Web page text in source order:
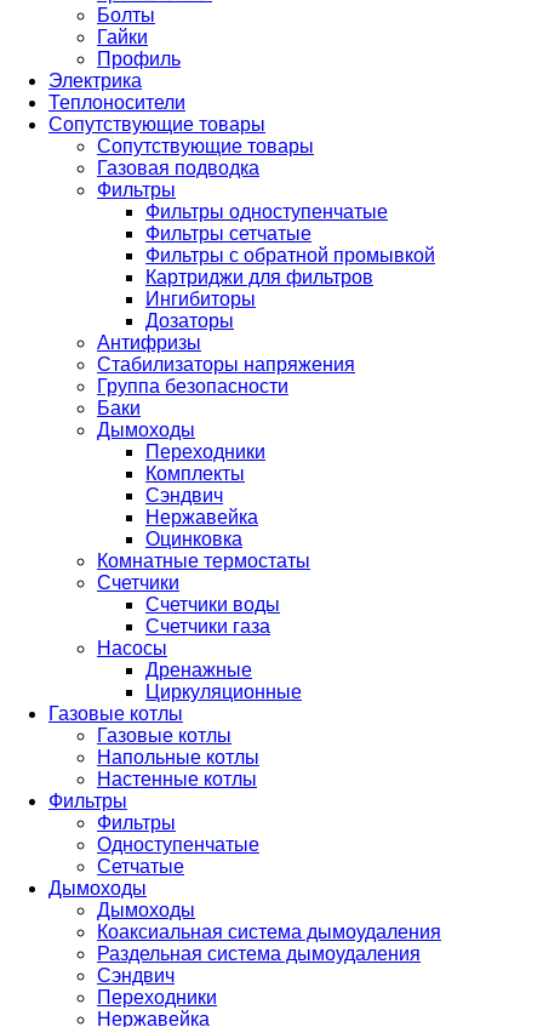
Болты
Гайки
Профиль
Электрика
Теплоносители
Сопутствующие товары
Сопутствующие товары
Газовая подводка
Фильтры
Фильтры одноступенчатые
Фильтры сетчатые
Фильтры с обратной промывкой
Картриджи для фильтров
Ингибиторы
Дозаторы
Антифризы
Стабилизаторы напряжения
Группа безопасности
Баки
Дымоходы
Переходники
Комплекты
Сэндвич
Нержавейка
Оцинковка
Комнатные термостаты
Счетчики
Счетчики воды
Счетчики газа
Насосы
Дренажные
Циркуляционные
Газовые котлы
Газовые котлы
Напольные котлы
Настенные котлы
Фильтры
Фильтры
Одноступенчатые
Сетчатые
Дымоходы
Дымоходы
Коаксиальная система дымоудаления
Раздельная система дымоудаления
Сэндвич
Переходники
Нержавейка